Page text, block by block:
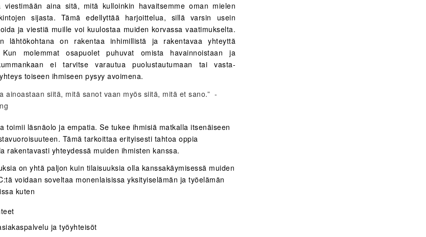
viestimään aina sitä, mitä kulloinkin havaitsemme oman mielen
sijasta. Tämä edellyttää harjoittelua, sillä varsin usein
ja viestiä muille voi kuulostaa muiden korvassa vaatimukselta.
lähtökohtana on rakentaa inhimillistä ja rakentavaa yhteyttä
molemmat osapuolet puhuvat omista havainnoistaan ja
ei tarvitse varautua puolustautumaan tai vasta-
toiseen ihmiseen pysyy avoimena.
ainoastaan siitä, mitä sanot vaan myös siitä, mitä et sano.” -
toimii läsnäolo ja empatia. Se tukee ihmisiä matkalla itsenäiseen
Tämä tarkoittaa erityisesti tahtoa oppia
rakentavasti yhteydessä muiden ihmisten kanssa.
on yhtä paljon kuin tilaisuuksia olla kanssakäymisessä muiden
voidaan soveltaa monenlaisissa yksityiselämän ja työelämän
kuten
ja työyhteisöt